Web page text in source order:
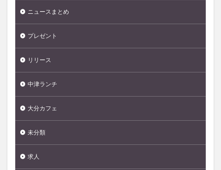
ニュースまとめ
プレゼント
リリース
中津ランチ
大分カフェ
未分類
求人